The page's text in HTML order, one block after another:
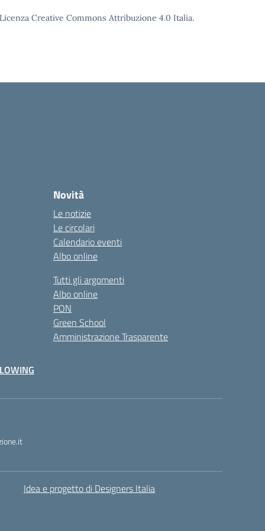
Creative Commons Attribuzione 4.0 Italia.
Novità
Le notizie
Le circolari
Calendario eventi
Albo online
Tutti gli argomenti
Albo online
PON
Green School
Amministrazione Trasparente
Idea e progetto di Designers Italia